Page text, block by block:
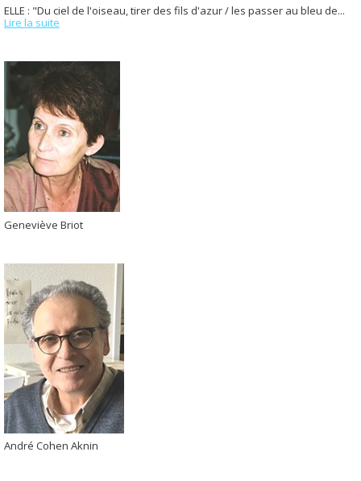
ELLE : "Du ciel de l'oiseau, tirer des fils d'azur / les passer au bleu de...
Lire la suite
Geneviève Briot
André Cohen Aknin